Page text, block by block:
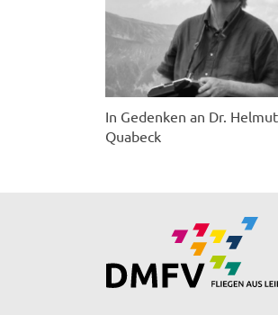
In Gedenken an Dr. Helmut
Quabeck